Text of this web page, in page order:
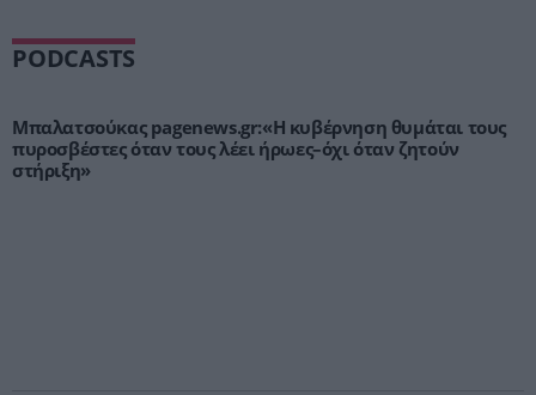
PODCASTS
Μπαλατσούκας pagenews.gr:«Η κυβέρνηση θυμάται τους
πυροσβέστες όταν τους λέει ήρωες–όχι όταν ζητούν
στήριξη»